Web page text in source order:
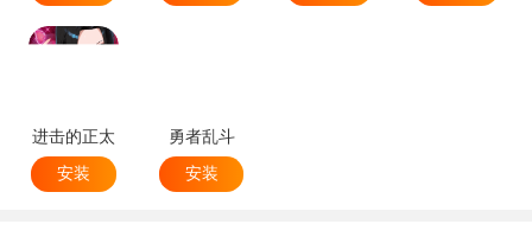
进击的正太
安装
勇者乱斗
安装